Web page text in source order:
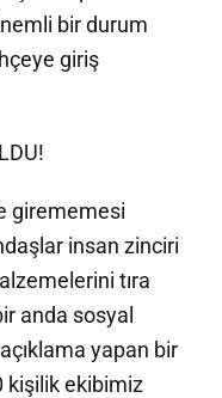
bir durum
giriş
girememesi
insan zinciri
tıra
anda sosyal
yapan bir
kişilik ekibimiz